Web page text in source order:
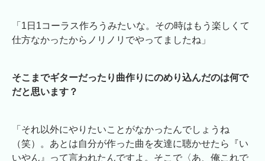
「1日1コーラス作ろうみたいな。その時はもう楽しくて
仕方なかったからノリノリでやってましたね」
そこまでギターだったり曲作りにのめり込んだのは何で
だと思います？
「それ以外にやりたいことがなかったんでしょうね
（笑）。あとは自分が作った曲を友達に聴かせたら『い
いやん』って言われたんですよ。そこで〈あ、俺これで